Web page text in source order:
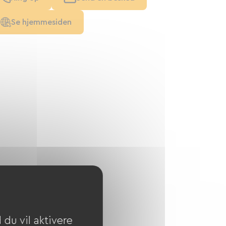
Se hjemmesiden
du vil aktivere